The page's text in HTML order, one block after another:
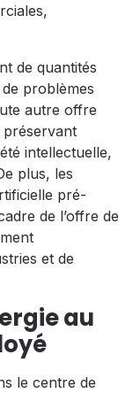
de quantités
problèmes
autre offre
intellectuelle,
plus, les
pré-
de l’offre de
et de
au
le centre de